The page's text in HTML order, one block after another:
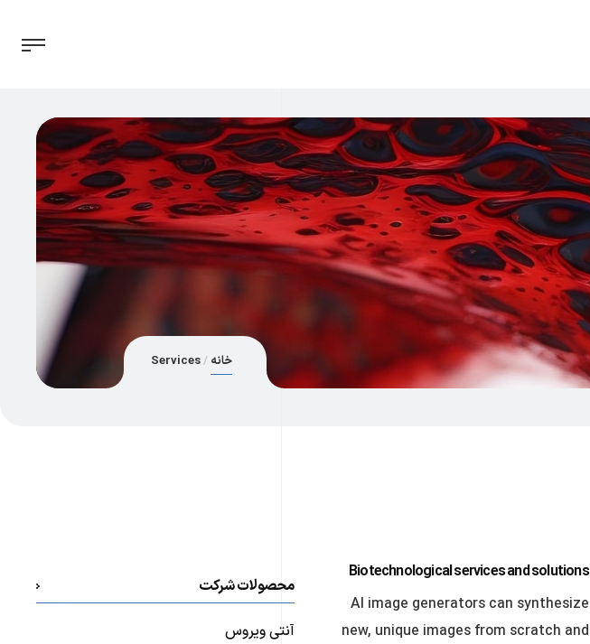
خانه Services
Biotechnological services and solutions
AI image generators can synthesize
new, unique images from scratch and
محصولات شرکت
آنتی ویروس